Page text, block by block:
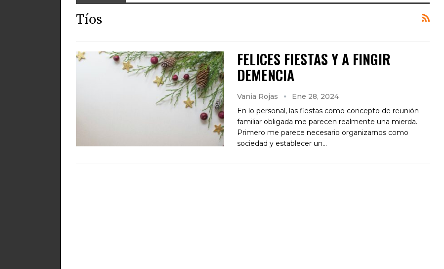
Tíos
FELICES FIESTAS Y A FINGIR
DEMENCIA
Vania Rojas
Ene 28, 2024
En lo personal, las fiestas como concepto de reunión
familiar obligada me parecen realmente una mierda.
Primero me parece necesario organizarnos como
sociedad y establecer un…